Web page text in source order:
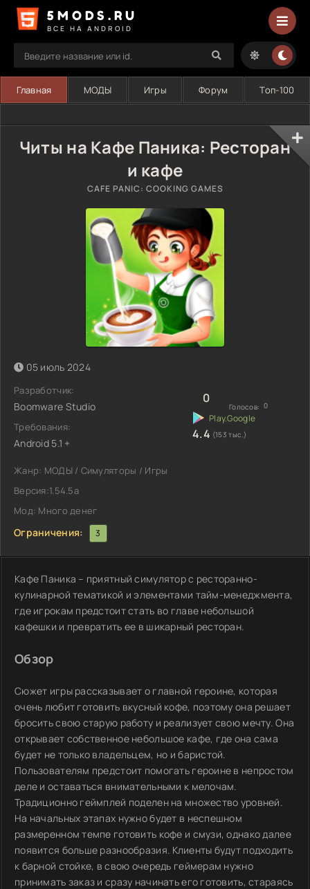
5MODS.RU
ВСЕ НА ANDROID
Главная МОДЫ Игры Форум Топ-100
Читы на Кафе Паника: Ресторан
и кафе
CAFE PANIC: COOKING GAMES
05 июль 2024
Разработчик:
Boomware Studio
Требования:
Android 5.1 +
0
Голосов: 0
4.4 (153 тыс.)
Жанр: МОДЫ / Симуляторы / Игры
Версия:1.54.5a
Мод: Много денег
Ограничения: 3
Кафе Паника – приятный симулятор с ресторанно-
кулинарной тематикой и элементами тайм-менеджмента,
где игрокам предстоит стать во главе небольшой
кафешки и превратить ее в шикарный ресторан.
Обзор
Сюжет игры рассказывает о главной героине, которая
очень любит готовить вкусный кофе, поэтому она решает
бросить свою старую работу и реализует свою мечту. Она
открывает собственное небольшое кафе, где она сама
будет не только владельцем, но и баристой.
Пользователям предстоит помогать героине в непростом
деле и оставаться внимательными к мелочам.
Традиционно геймплей поделен на множество уровней.
На начальных этапах нужно будет в неспешном
размеренном темпе готовить кофе и смузи, однако далее
появится больше разнообразия. Клиенты будут подходить
к барной стойке, в свою очередь геймерам нужно
принимать заказ и сразу начинать его готовить, стараясь